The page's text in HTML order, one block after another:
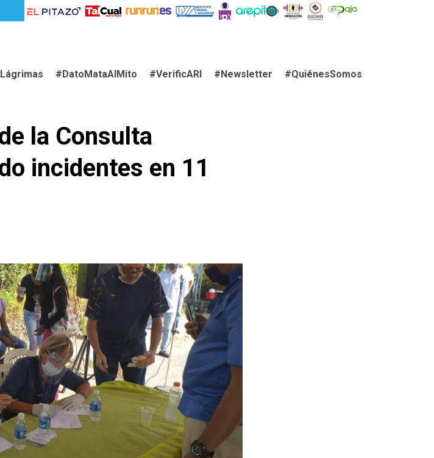
#DatoMataAlMito #VerificARI #Newsletter #QuiénesSomos
la Consulta
incidentes en 11